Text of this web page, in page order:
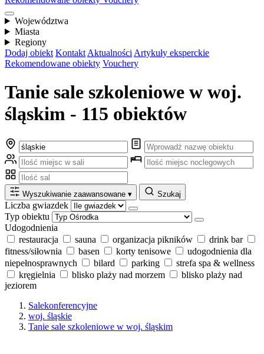
Województwa
Miasta
Regiony
Dodaj obiekt Kontakt Aktualności Artykuły eksperckie
Rekomendowane obiekty Vouchery
Tanie sale szkoleniowe w woj.
śląskim - 115 obiektów
Wyszukiwanie zaawansowane ▾ Szukaj
Liczba gwiazdek
Typ obiektu
Udogodnienia
restauracja
sauna organizacja pikników
drink bar
fitness/siłownia
basen korty tenisowe
udogodnienia dla
niepełnosprawnych
bilard parking
strefa spa & wellness
kręgielnia
blisko plaży nad morzem
blisko plaży nad
jeziorem
Salekonferencyjne
woj. śląskie
Tanie sale szkoleniowe w woj. śląskim